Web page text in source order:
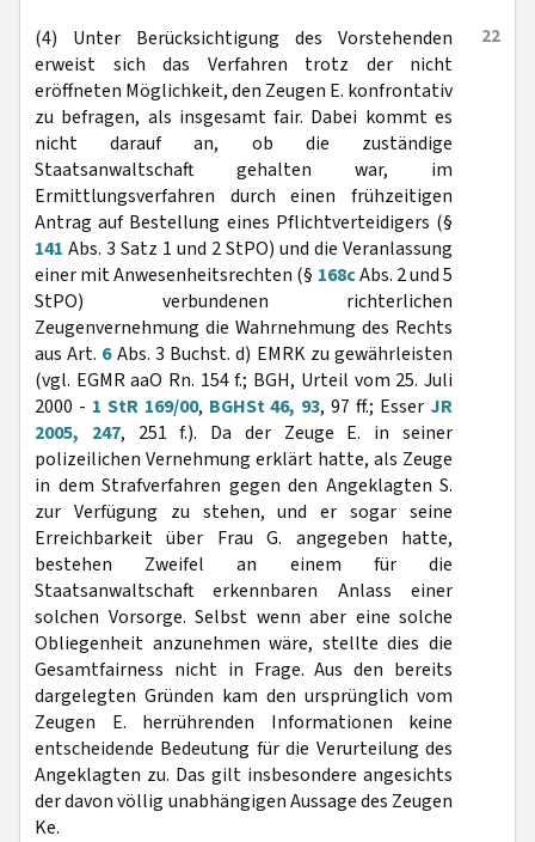
22
(4) Unter Berücksichtigung des Vorstehenden
erweist sich das Verfahren trotz der nicht
eröffneten Möglichkeit, den Zeugen E. konfrontativ
zu befragen, als insgesamt fair. Dabei kommt es
nicht darauf an, ob die zuständige
Staatsanwaltschaft gehalten war, im
Ermittlungsverfahren durch einen frühzeitigen
Antrag auf Bestellung eines Pflichtverteidigers (§
141 Abs. 3 Satz 1 und 2 StPO) und die Veranlassung
einer mit Anwesenheitsrechten (§ 168cAbs. 2 und 5
StPO) verbundenen richterlichen
Zeugenvernehmung die Wahrnehmung des Rechts
aus Art. 6Abs. 3 Buchst. d) EMRK zu gewährleisten
(vgl. EGMR aaO Rn. 154 f.; BGH, Urteil vom 25. Juli
2000 - 1 StR 169/00, BGHSt 46, 93, 97 ff.; Esser JR
2005, 247, 251 f.). Da der Zeuge E. in seiner
polizeilichen Vernehmung erklärt hatte, als Zeuge
in dem Strafverfahren gegen den Angeklagten S.
zur Verfügung zu stehen, und er sogar seine
Erreichbarkeit über Frau G. angegeben hatte,
bestehen Zweifel an einem für die
Staatsanwaltschaft erkennbaren Anlass einer
solchen Vorsorge. Selbst wenn aber eine solche
Obliegenheit anzunehmen wäre, stellte dies die
Gesamtfairness nicht in Frage. Aus den bereits
dargelegten Gründen kam den ursprünglich vom
Zeugen E. herrührenden Informationen keine
entscheidende Bedeutung für die Verurteilung des
Angeklagten zu. Das gilt insbesondere angesichts
der davon völlig unabhängigen Aussage des Zeugen
Ke.